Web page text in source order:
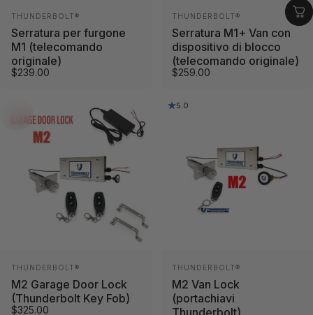
Fornitore:
THUNDERBOLT®
Serratura per furgone
M1 (telecomando
originale)
$239.00
Fornitore:
THUNDERBOLT®
Serratura M1+ Van con
dispositivo di blocco
(telecomando originale)
$259.00
Fornitore:
THUNDERBOLT®
M2 Garage Door Lock
(Thunderbolt Key Fob)
$325.00
5.0
Fornitore:
THUNDERBOLT®
M2 Van Lock
(portachiavi
Thunderbolt)